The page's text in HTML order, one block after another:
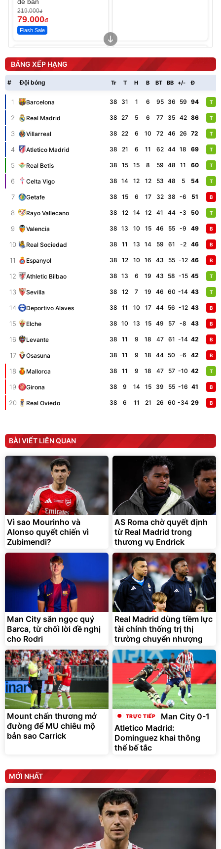
219.000đ
79.000đ
Flash Sale
tức thì Vaseline Body
190.000 đ
138.330
Discount
D2-001 - Thông Minh
3.000.000
2.200.000
Vali Bamozo Khung Nhôm
Cấp
1.000.000đ
825.000 đ
Lót ghế ôtô, nâng lưng
trong di chuyển
295.000 đ
BẢNG XẾP HẠNG
# Đội bóng Tr T H B BT BB +/- Đ
1 Barcelona 38 31 1 6 95 36 59 94 T
2 Real Madrid 38 27 5 6 77 35 42 86 T
3 Villarreal 38 22 6 10 72 46 26 72 T
4 Atletico Madrid 38 21 6 11 62 44 18 69 T
5 Real Betis 38 15 15 8 59 48 11 60 T
6 Celta Vigo 38 14 12 12 53 48 5 54 T
7 Getafe 38 15 6 17 32 38 -6 51 B
8 Rayo Vallecano 38 12 14 12 41 44 -3 50 T
9 Valencia 38 13 10 15 46 55 -9 49 B
10 Real Sociedad 38 11 13 14 59 61 -2 46 B
11 Espanyol 38 12 10 16 43 55 -12 46 B
12 Athletic Bilbao 38 13 6 19 43 58 -15 45 T
13 Sevilla 38 12 7 19 46 60 -14 43 T
14 Deportivo Alaves 38 11 10 17 44 56 -12 43 B
15 Elche 38 10 13 15 49 57 -8 43 B
16 Levante 38 11 9 18 47 61 -14 42 B
17 Osasuna 38 11 9 18 44 50 -6 42 B
18 Mallorca 38 11 9 18 47 57 -10 42 T
19 Girona 38 9 14 15 39 55 -16 41 B
20 Real Oviedo 38 6 11 21 26 60 -34 29 B
BÀI VIẾT LIÊN QUAN
Vì sao Mourinho và
Alonso quyết chiến vì
Zubimendi?
AS Roma chờ quyết định
từ Real Madrid trong
thương vụ Endrick
Man City săn ngọc quý
Barca, từ chối lời đề nghị
cho Rodri
Real Madrid dùng tiềm lực
tài chính thống trị thị
trường chuyển nhượng
Mount chấn thương mở
đường để MU chiêu mộ
bản sao Carrick
Atletico Madrid:
Dominguez khai thông
thế bế tắc
MỚI NHẤT